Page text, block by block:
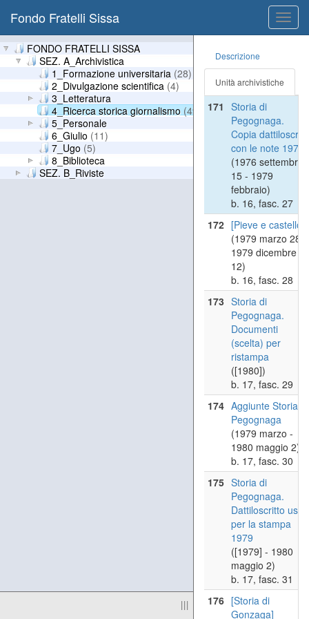
Fondo Fratelli Sissa
FONDO FRATELLI SISSA
SEZ. A_Archivistica
1_Formazione universitaria (28)
2_Divulgazione scientifica (4)
3_Letteratura
4_Ricerca storica giornalismo (49)
5_Personale
6_Giulio (11)
7_Ugo (5)
8_Biblioteca
SEZ. B_Riviste
|||
Descrizione
Unità archivistiche
b. 16, fasc. 25
Bibliografia
(1952 novembre
25 - 1979)
b. 16, fasc. 26
171 Storia di
Pegognaga.
Copia
con le note 1977
(1976 settembre
15 - 1979
febbraio)
b. 16, fasc. 27
172 [Pieve e castello]
(1979 marzo 28 -
1979 dicembre
12)
b. 16, fasc. 28
173 Storia di
Pegognaga.
Documenti
(scelta) per
ristampa
([1980])
b. 17, fasc. 29
174 Aggiunte Storia di
Pegognaga
(1979 marzo -
1980 maggio 2)
b. 17, fasc. 30
175 Storia di
Pegognaga.
Dattiloscritto
per la stampa
1979
([1979] - 1980
maggio 2)
b. 17, fasc. 31
176 [Storia di
Gonzaga]